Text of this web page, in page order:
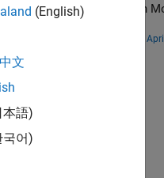
tree) and RRT* with
(English)
文
本語)
국어)